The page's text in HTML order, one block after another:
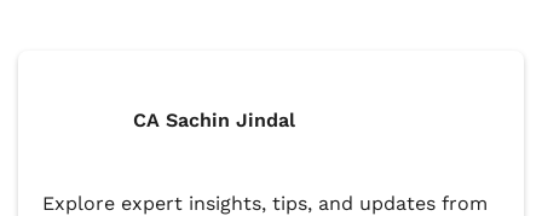
CA Sachin Jindal
Explore expert insights, tips, and updates from